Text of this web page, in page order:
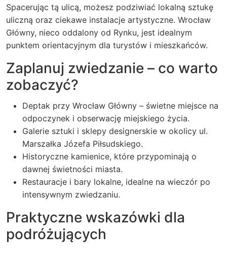
Spacerując tą ulicą, możesz podziwiać lokalną sztukę
uliczną oraz ciekawe instalacje artystyczne. Wrocław
Główny, nieco oddalony od Rynku, jest idealnym
punktem orientacyjnym dla turystów i mieszkańców.
Zaplanuj zwiedzanie – co warto
zobaczyć?
Deptak przy Wrocław Główny – świetne miejsce na
odpoczynek i obserwację miejskiego życia.
Galerie sztuki i sklepy designerskie w okolicy ul.
Marszałka Józefa Piłsudskiego.
Historyczne kamienice, które przypominają o
dawnej świetności miasta.
Restauracje i bary lokalne, idealne na wieczór po
intensywnym zwiedzaniu.
Praktyczne wskazówki dla
podróżujących